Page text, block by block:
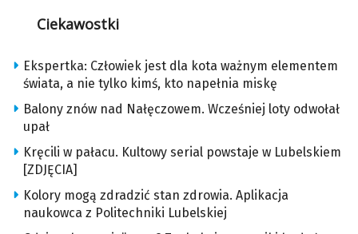
Ciekawostki
Ekspertka: Człowiek jest dla kota ważnym elementem
świata, a nie tylko kimś, kto napełnia miskę
Balony znów nad Nałęczowem. Wcześniej loty odwołał
upał
Kręcili w pałacu. Kultowy serial powstaje w Lubelskiem
[ZDJĘCIA]
Kolory mogą zdradzić stan zdrowia. Aplikacja
naukowca z Politechniki Lubelskiej